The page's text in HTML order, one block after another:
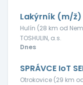
Lakýrník (m/
Hulín (28 km od
TOSHULIN, a.s.
Dnes
SPRÁVCE IoT
Otrokovice (29 km